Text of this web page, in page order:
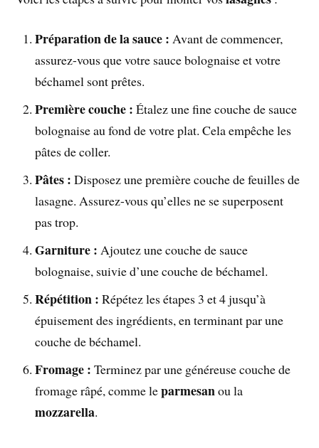
Préparation de la sauce : Avant de commencer,
assurez-vous que votre sauce bolognaise et votre
béchamel sont prêtes.
Première couche : Étalez une fine couche de sauce
bolognaise au fond de votre plat. Cela empêche les
pâtes de coller.
Pâtes : Disposez une première couche de feuilles de
lasagne. Assurez-vous qu’elles ne se superposent
pas trop.
Garniture : Ajoutez une couche de sauce
bolognaise, suivie d’une couche de béchamel.
Répétition : Répétez les étapes 3 et 4 jusqu’à
épuisement des ingrédients, en terminant par une
couche de béchamel.
Fromage : Terminez par une généreuse couche de
fromage râpé, comme leparmesanou la
mozzarella.